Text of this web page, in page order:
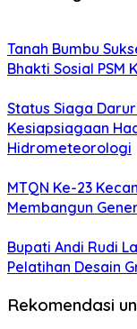
Tanah Bumbu
Bhakti Sosial PSM
Status Siaga
Kesiapsiagaan
Hidrometeorologi
MTQN Ke-23
Membangun
Bupati Andi Rudi
Pelatihan Desain
Rekomendasi